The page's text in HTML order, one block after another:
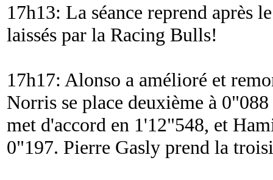
17h13: La séance reprend après
laissés par la Racing Bulls!
17h17: Alonso a amélioré et
Norris se place deuxième à
met d'accord en 1'12"548, et
0"197. Pierre Gasly prend la